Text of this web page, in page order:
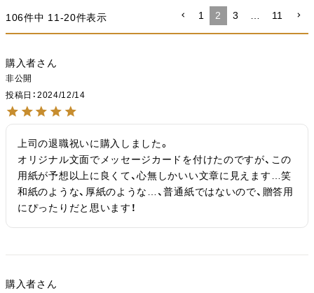
106件中 11 -20件表示 1 2 3 … 11
購入者
非公開
投稿日
2024/12/14
上司の退職祝いに購入しました。
オリジナル文面でメッセージカードを付けたのですが、この
用紙が予想以上に良くて、心無しかいい文章に見えます…笑
和紙のような、厚紙のような…、普通紙ではないので、贈答用
にぴったりだと思います！
購入者